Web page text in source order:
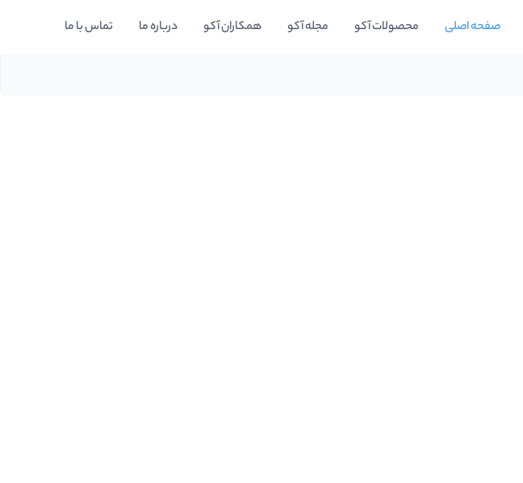
صفحه اصلی محصولات آکو مجله آکو همکاران آکو درباره ما تماس با ما